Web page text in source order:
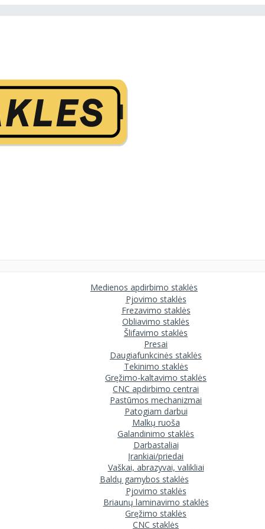
Medienos apdirbimo staklės
Pjovimo staklės
Frezavimo staklės
Obliavimo staklės
Šlifavimo staklės
Presai
Daugiafunkcinės staklės
Tekinimo staklės
Gręžimo-kaltavimo staklės
CNC apdirbimo centrai
Pastūmos mechanizmai
Patogiam darbui
Malkų ruoša
Galandinimo staklės
Darbastaliai
Įrankiai/priedai
Vaškai, abrazyvai, valikliai
Baldų gamybos staklės
Pjovimo staklės
Briaunų laminavimo staklės
Gręžimo staklės
CNC staklės